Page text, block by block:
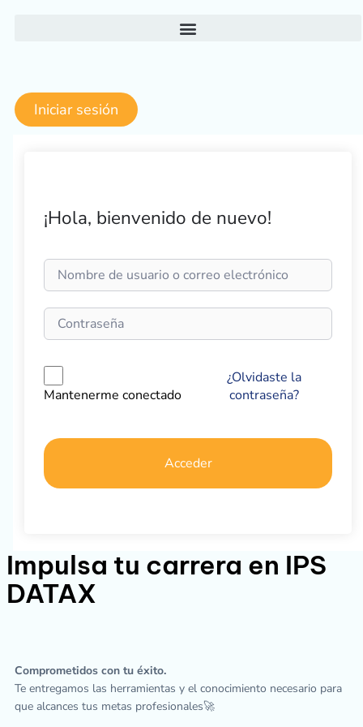
Iniciar sesión
¡Hola, bienvenido de nuevo!
Mantenerme conectado
¿Olvidaste la
contraseña?
Acceder
Impulsa tu carrera en IPS
DATAX
Comprometidos con tu éxito.
Te entregamos las herramientas y el conocimiento necesario para
que alcances tus metas profesionales🚀